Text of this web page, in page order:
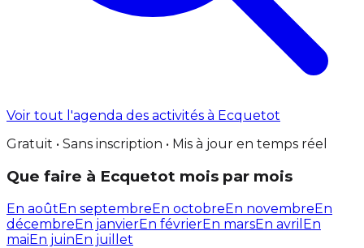
Voir tout l'agenda des activités à Ecquetot
Gratuit • Sans inscription • Mis à jour en temps réel
Que faire à Ecquetot mois par mois
En aoûtEn septembreEn octobreEn novembreEn
décembreEn janvierEn févrierEn marsEn avril En
maiEn juinEn juillet